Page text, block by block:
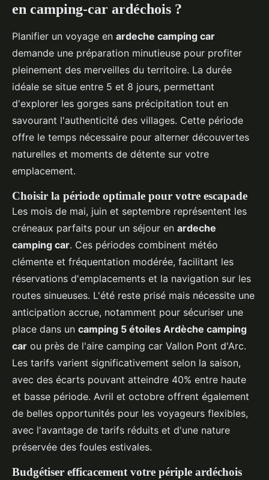
en camping-car ardéchois ?
Planifier un voyage en ardeche camping car
demande une préparation minutieuse pour profiter
pleinement des merveilles du territoire. La durée
idéale se situe entre 5 et 8 jours, permettant
d'explorer les gorges sans précipitation tout en
savourant l'authenticité des villages. Cette période
offre le temps nécessaire pour alterner découvertes
naturelles et moments de détente sur votre
emplacement.
Choisir la période optimale pour votre escapade
Les mois de mai, juin et septembre représentent les
créneaux parfaits pour un séjour en ardeche
camping car. Ces périodes combinent météo
clémente et fréquentation modérée, facilitant les
réservations d'emplacements et la navigation sur les
routes sinueuses. L'été reste prisé mais nécessite une
anticipation accrue, notamment pour sécuriser une
place dans un camping 5 étoiles Ardèche camping
car ou près de l'aire camping car Vallon Pont d'Arc.
Les tarifs varient significativement selon la saison,
avec des écarts pouvant atteindre 40% entre haute
et basse période. Avril et octobre offrent également
de belles opportunités pour les voyageurs flexibles,
avec l'avantage de tarifs réduits et d'une nature
préservée des foules estivales.
Budgétiser efficacement votre périple ardéchois